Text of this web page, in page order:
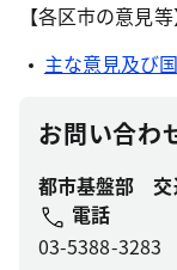
【各区市の意見等
主な意見及び
お問い合わ
都市基盤部
電話
03-5388-3283